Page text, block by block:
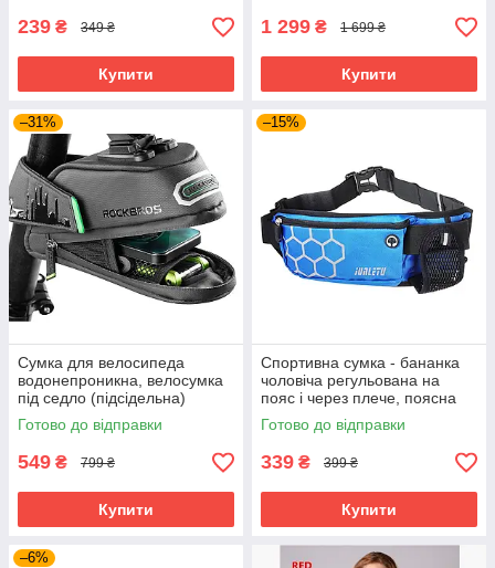
239 ₴ 349 ₴
Купити
1 299 ₴ 1 699 ₴
Купити
–31%
Сумка для велосипеда
водонепроникна, велосумка
під седло (підсідельна)
Готово до відправки
549 ₴ 799 ₴
Купити
–15%
Спортивна сумка - бананка
чоловіча регульована на
пояс і через плече, поясна
сумочка для спорту, Синій
Готово до відправки
339 ₴ 399 ₴
Купити
–6%